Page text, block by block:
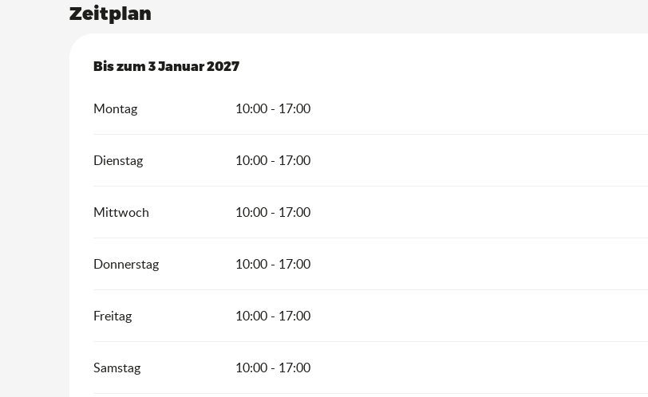
Zeitplan
vom4 Juni 2026bis zum
Bis zum 3 Januar 2027
Montag 10:00 - 17:00
Dienstag 10:00 - 17:00
Mittwoch 10:00 - 17:00
Donnerstag 10:00 - 17:00
Freitag 10:00 - 17:00
Samstag 10:00 - 17:00